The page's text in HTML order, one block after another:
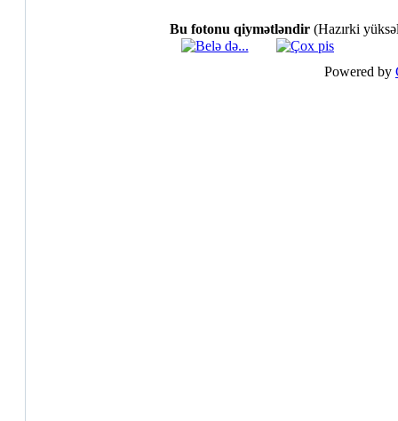
Bu fotonu qiymətləndir (Hazırki
Powered by